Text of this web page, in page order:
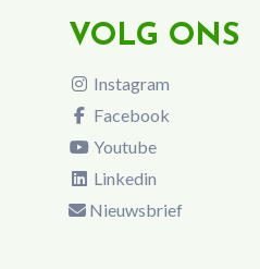
VOLG ONS
Instagram
Facebook
Youtube
Linkedin
Nieuwsbrief